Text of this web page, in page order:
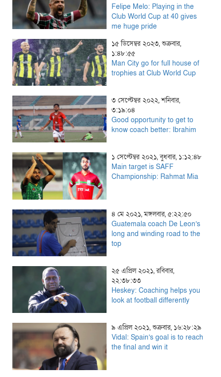
Felipe Melo: Playing in the
Club World Cup at 40 gives
me huge pride
১৫ ডিসেম্বর ২০২৩, শুক্রবার,
১:৪৮:৫৫
Man City go for full house of
trophies at Club World Cup
৩ সেপ্টেম্বর ২০২২, শনিবার,
৩:১৯:০৪
Good opportunity to get to
know coach better: Ibrahim
১ সেপ্টেম্বর ২০২১, বুধবার, ১:১২:৪৮
Main target is SAFF
Championship: Rahmat Mia
৪ মে ২০২১, মঙ্গলবার, ৫:২২:৫০
Guatemala coach De Leon’s
long and winding road to the
top
২৫ এপ্রিল ২০২১, রবিবার,
২২:৩৮:৩৩
Heskey: Coaching helps you
look at football differently
৯ এপ্রিল ২০২১, শুক্রবার, ১৬:২৮:২৯
Vidal: Spain’s goal is to reach
the final and win it